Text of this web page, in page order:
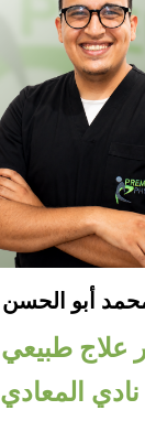
أبو الحسن
علاج طبيعي
المعادي